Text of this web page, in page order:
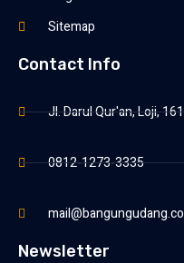
Sitemap
Contact Info
Jl. Darul Qur'an, Loji,
0812-1273-3335
Newsletter